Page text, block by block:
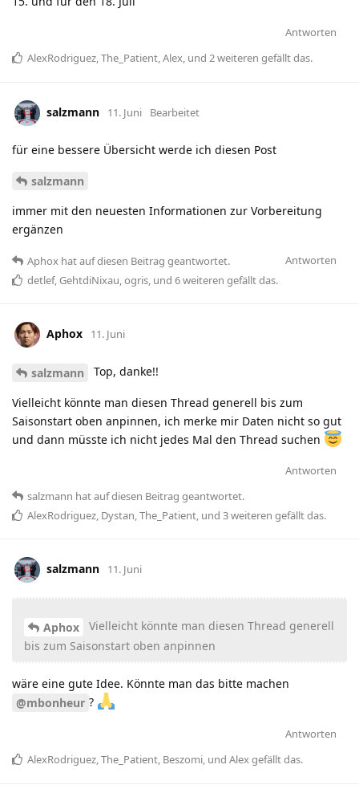
Antworten
AlexRodriguez,The_Patient,Alex, und 2weiteren gefällt das.
salzmann 11. Juni Bearbeitet
für eine bessere Übersicht werde ich diesen Post
salzmann
immer mit den neuesten Informationen zur Vorbereitung
ergänzen
Antworten
Aphox hatauf diesen Beitrag geantwortet.
detlef, GehtdiNixau,ogris, und 6weiteren gefällt das.
Aphox 11. Juni
salzmann Top, danke!!
Vielleicht könnte man diesen Thread generell bis zum
Saisonstart oben anpinnen, ich merke mir Daten nicht so gut
und dann müsste ich nicht jedes Mal den Thread suchen
Antworten
salzmann hatauf diesen Beitrag geantwortet.
AlexRodriguez, Dystan,The_Patient, und 3weiteren gefällt das.
salzmann 11. Juni
Aphox
Vielleicht könnte man diesen Thread generell
bis zum Saisonstart oben anpinnen
wäre eine gute Idee. Könnte man das bitte machen
@mbonheur ?
Antworten
AlexRodriguez,The_Patient, Beszomi, und Alexgefällt das.